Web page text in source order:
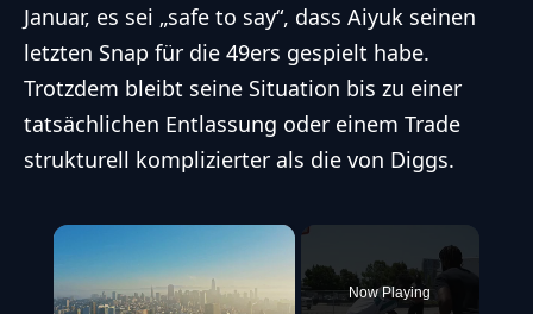
Januar, es sei „safe to say“, dass Aiyuk seinen
letzten Snap für die 49ers gespielt habe.
Trotzdem bleibt seine Situation bis zu einer
tatsächlichen Entlassung oder einem Trade
strukturell komplizierter als die von Diggs.
×
Now Playing